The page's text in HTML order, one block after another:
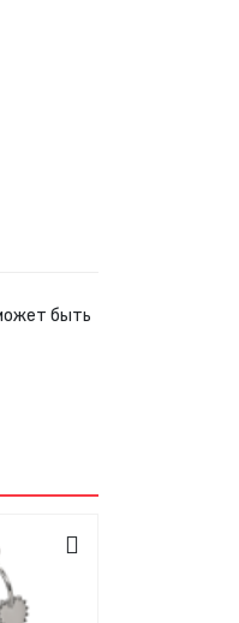
быть